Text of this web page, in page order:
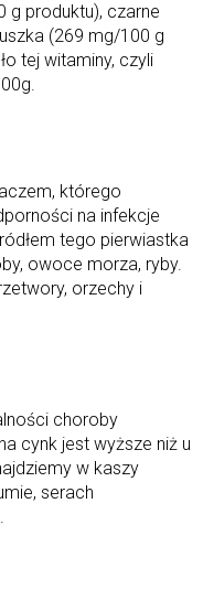
g produktu), czarne
(269 mg/100 g
tej witaminy, czyli
którego
na infekcje
tego pierwiastka
owoce morza, ryby.
orzechy i
choroby
cynk jest wyższe niż u
w kaszy
serach